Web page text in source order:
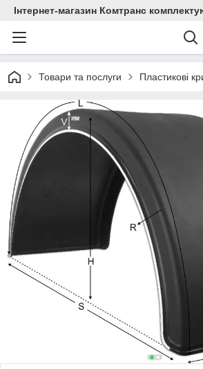
Інтернет-магазин Комтранс
Товари та послуги Пластикові